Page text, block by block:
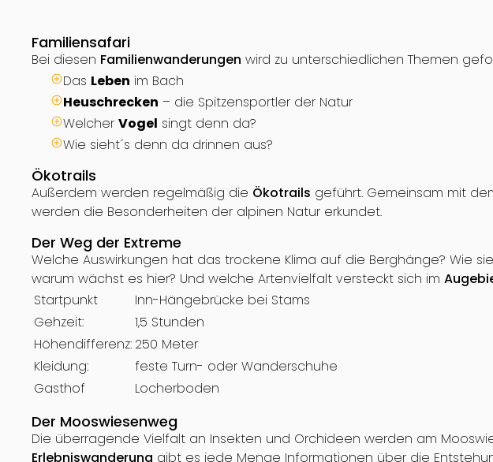
Familiensafari
Bei diesen Familienwanderungen wird zu unterschiedlichen Themen
Das Leben im Bach
Heuschrecken – die Spitzensportler der Natur
Welcher Vogel singt denn da?
Wie sieht´s denn da drinnen aus?
Ökotrails
Außerdem werden regelmäßig die Ökotrails geführt. Gemeinsam mit
werden die Besonderheiten der alpinen Natur erkundet.
Der Weg der Extreme
Welche Auswirkungen hat das trockene Klima auf die Berghänge? Wie
warum wächst es hier? Und welche Artenvielfalt versteckt sich im
Startpunkt
Inn-Hängebrücke bei Stams
Gehzeit:
1,5 Stunden
Höhendifferenz: 250 Meter
Kleidung:
feste Turn- oder Wanderschuhe
Gasthof
Locherboden
Der Mooswiesenweg
Die überragende Vielfalt an Insekten und Orchideen werden am
Erlebniswanderung gibt es jede Menge Informationen über die